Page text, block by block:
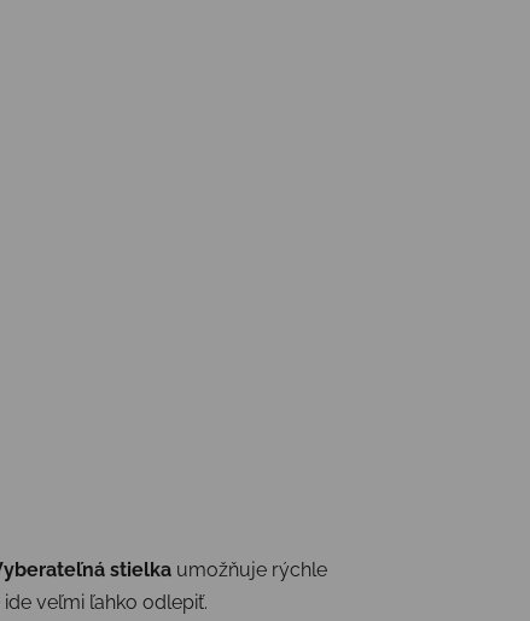
stielka umožňuje rýchle
veľmi ľahko odlepiť.